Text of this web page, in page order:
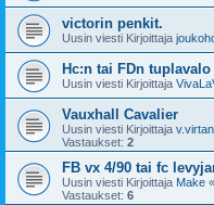
victorin penkit.
Uusin viesti Kirjoittaja
Hc:n tai FDn
Uusin viesti Kirjoittaja
Vauxhall Cavalier
Uusin viesti Kirjoittaja
Vastaukset: 2
FB vx 4/90 tai fc
Uusin viesti Kirjoittaja Make «
Vastaukset: 6